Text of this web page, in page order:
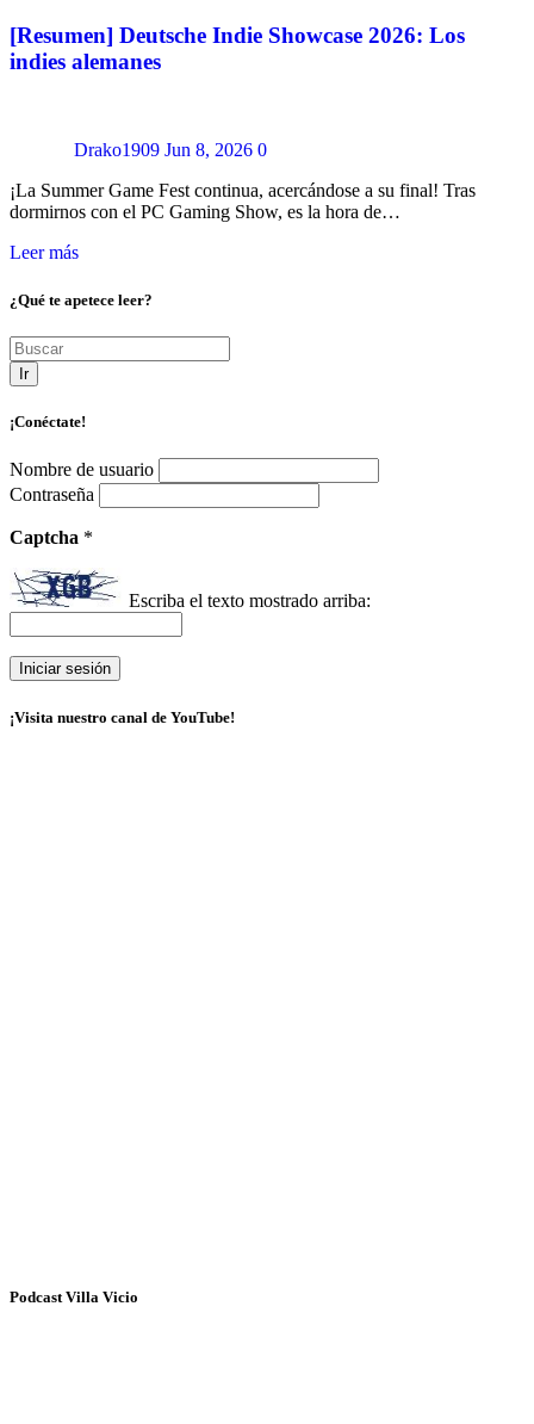
[Resumen] Deutsche Indie Showcase 2026: Los
indies alemanes
Drako1909 Jun 8, 2026 0
¡La Summer Game Fest continua, acercándose a su final! Tras
dormirnos con el PC Gaming Show, es la hora de…
Leer más
¿Qué te apetece leer?
Ir
¡Conéctate!
Nombre de usuario
Contraseña
Captcha *
Escriba el texto mostrado arriba:
¡Visita nuestro canal de YouTube!
Podcast Villa Vicio